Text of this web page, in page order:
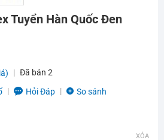
Tuyển Hàn Quốc Đen
Đã bán 2
Hỏi Đáp So sánh
XÓA